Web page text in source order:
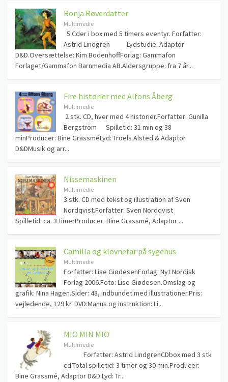
Ronja Røverdatter
Multimedie
5 Cder i box med 5 timers eventyr. Forfatter:
Astrid Lindgren Lydstudie: Adaptor
D&D.Oversættelse: Kim BodenhoffForlag: Gammafon
Forlaget/Gammafon Barnmedia AB.Aldersgruppe: fra 7 år...
Fire historier med Alfons Åberg
Multimedie
2 stk. CD, hver med 4 historier.Forfatter: Gunilla
Bergström Spilletid: 31 min og 38
minProducer: Bine GrassméLyd: Troels Alsted & Adaptor
D&DMusik og arr...
Nissemaskinen
Multimedie
3 stk. CD med tekst og illustration af Sven
Nordqvist.Forfatter: Sven Nordqvist
Spilletid: ca. 3 timerProducer: Bine Grassmé, Adaptor ...
Camilla og klovnefar på sygehus
Multimedie
Forfatter: Lise GiødesenForlag: Nyt Nordisk
Forlag 2006.Foto: Lise Giødesen.Omslag og
grafik: Nina Hagen.Sider: 48, indbundet med illustrationer.Pris:
vejledende, 129 kr. DVD:Manus og instruktion: Li...
MIO MIN MIO
Multimedie
Forfatter: Astrid LindgrenCDbox med 3 stk
cd.Total spilletid: 3 timer og 30 min.Producer:
Bine Grassmé, Adaptor D&D.Lyd: Tr...